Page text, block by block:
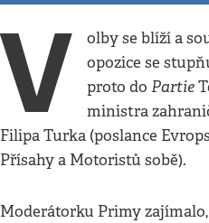
V
olby se blíží a
opozice se
proto doPartie
ministra
Filipa Turka (poslance
Přísahy a Motoristů sobě).
Moderátorku Primy